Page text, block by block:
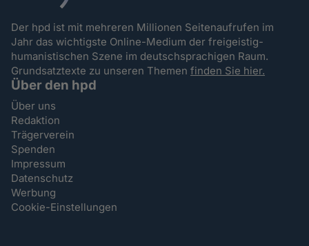
Der hpd ist mit mehreren Millionen Seitenaufrufen im
Jahr das wichtigste Online-Medium der freigeistig-
humanistischen Szene im deutschsprachigen Raum.
Grundsatztexte zu unseren Themenfinden Sie hier.
Über den hpd
Über uns
Redaktion
Trägerverein
Spenden
Impressum
Datenschutz
Werbung
Cookie-Einstellungen